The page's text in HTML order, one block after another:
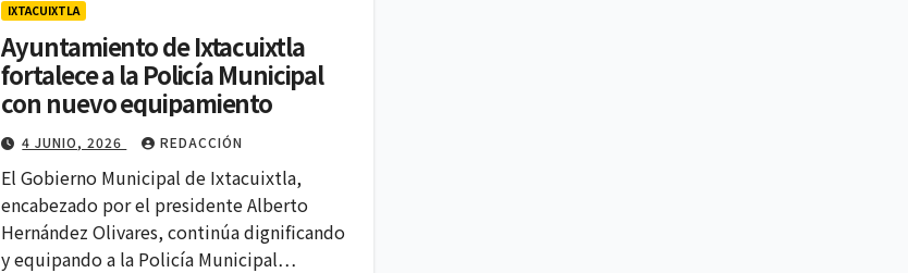
IXTACUIXTLA
Ayuntamiento de Ixtacuixtla
fortalece a la Policía Municipal
con nuevo equipamiento
4 JUNIO, 2026 REDACCIÓN
El Gobierno Municipal de Ixtacuixtla,
encabezado por el presidente Alberto
Hernández Olivares, continúa dignificando
y equipando a la Policía Municipal…